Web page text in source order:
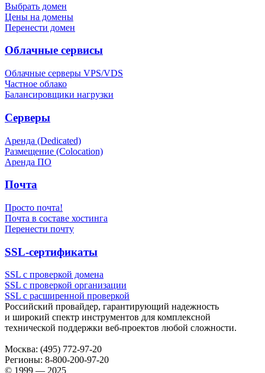
Выбрать домен
Цены на домены
Перенести домен
Облачные сервисы
Облачные серверы VPS/VDS
Частное облако
Балансировщики нагрузки
Серверы
Аренда (Dedicated)
Размещение (Colocation)
Аренда ПО
Почта
Просто почта!
Почта в составе хостинга
Перенести почту
SSL-сертификаты
SSL с проверкой домена
SSL с проверкой организации
SSL с расширенной проверкой
Российский провайдер, гарантирующий надежность
и широкий спектр инструментов для комплексной
технической поддержки веб-проектов любой сложности.
Москва: (495) 772-97-20
Регионы: 8-800-200-97-20
© 1999 — 2025